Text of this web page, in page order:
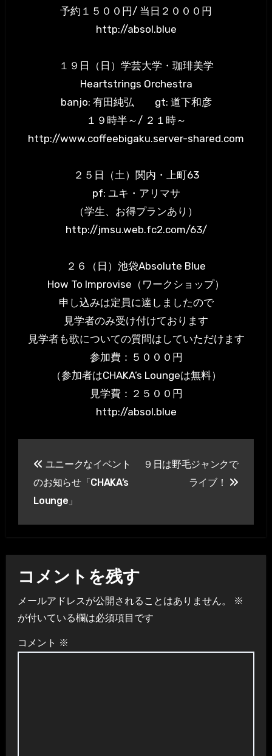
予約１５００円/ 当日２０００円
http://absol.blue
１９日（日）学芸大学・珈琲美学
Heartstrings Orchestra
banjo: 有田純弘 gt: 道下和彦
１９時半～/ ２１時～
http://www.coffeebigaku.server-shared.com
２５日（土）関内・上町63
pf: ユキ・アリマサ
（学生、お得プランあり）
http://jmsu.web.fc2.com/63/
２６（日）池袋Absolute Blue
How To Improvise（ワークショップ）
申し込みは定員に達しましたので
見学者のみ受け付けております
見学者も歌についての質問はしていただけます
参加費：５０００円
（参加者はCHAKA’s Loungeは無料）
見学費：２５００円
http://absol.blue
稿
ナ
ビ
ゲ
ー
シ
ョ
ン
ユニークなイベント
のお知らせ「CHAKA’s
Lounge」
９日は野毛ジャンクで
ライブ！
コメントを残す
メールアドレスが公開されることはありません。
※
が付いている欄は必須項目です
コメント ※